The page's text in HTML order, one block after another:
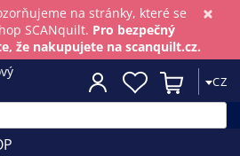
×
na stránky, které se
SCANquilt. Pro bezpečný
že nakupujete na scanquilt.cz.
CZ